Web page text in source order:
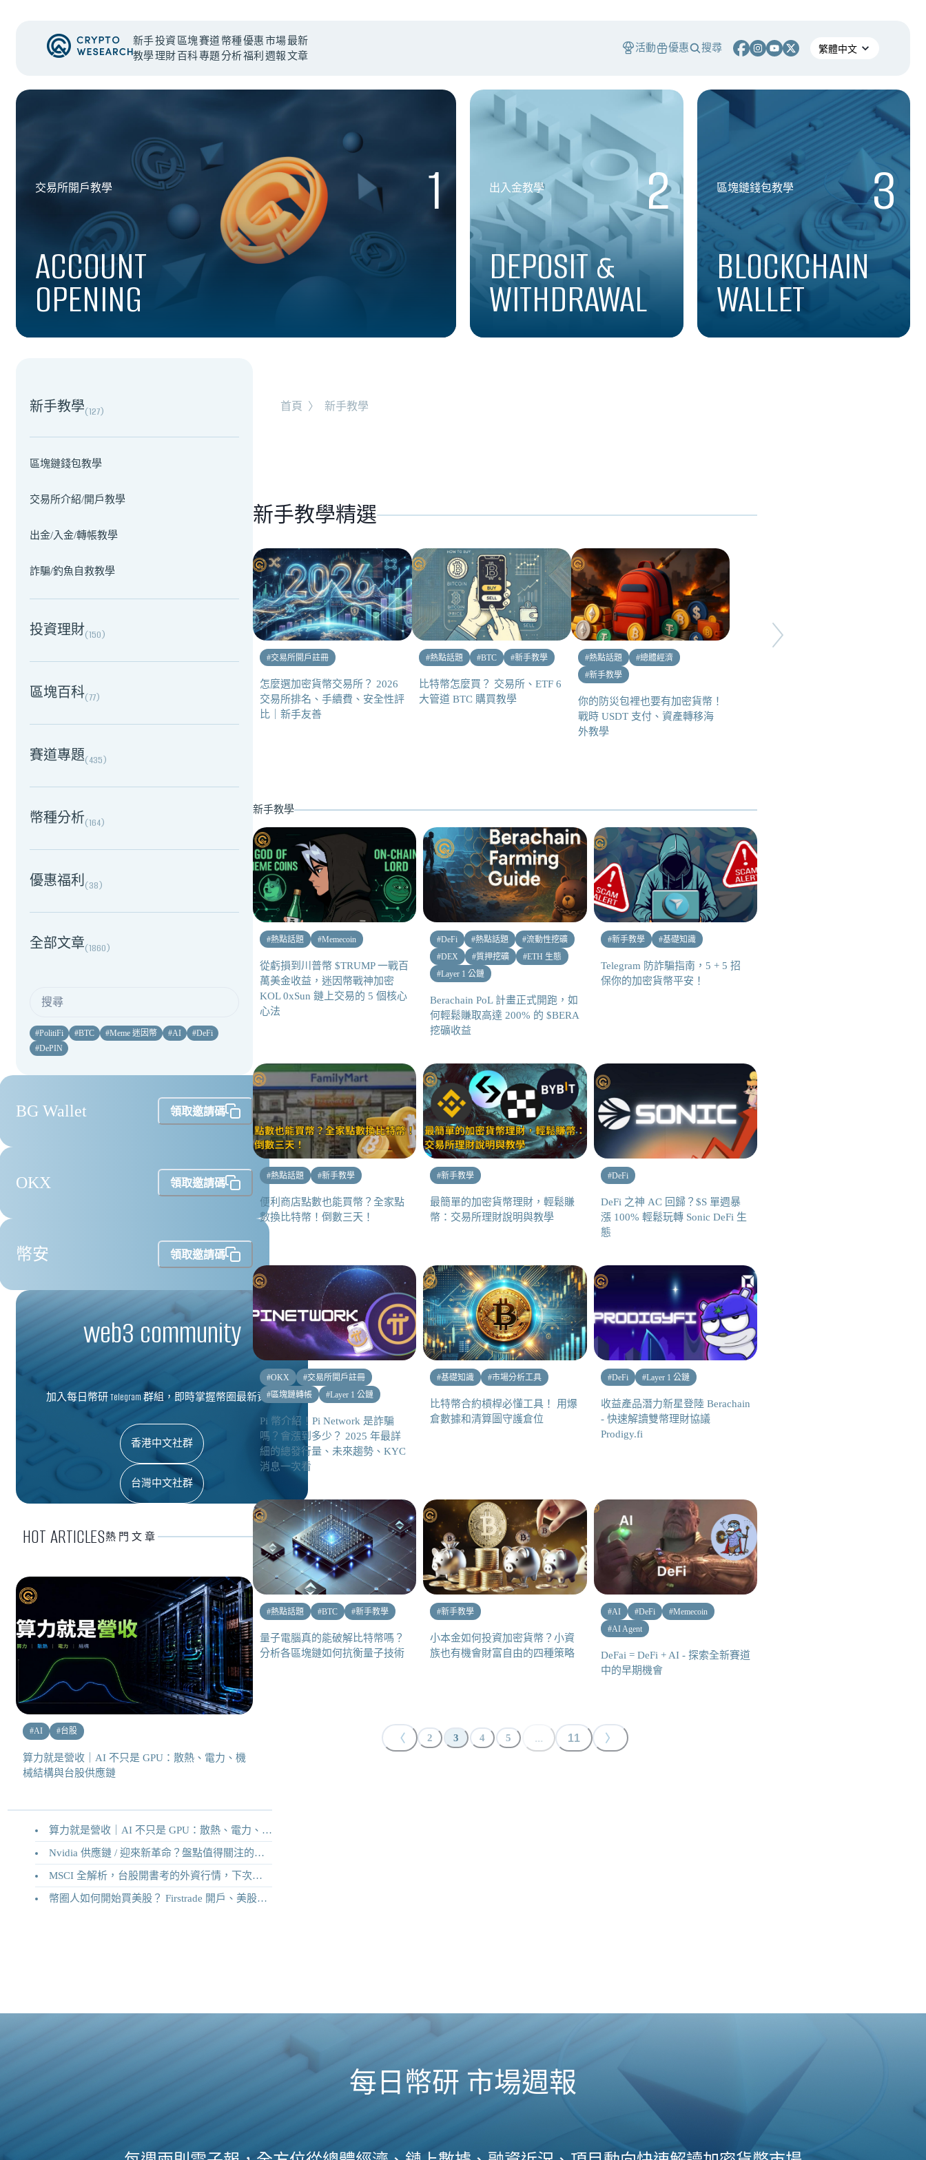
新手
教學
投資
理財
區塊
百科
賽道
專題
幣種
分析
優惠
福利
市場
週報
最新
文章
活動 優惠 搜尋
1
交易所開戶教學
ACCOUNT
OPENING
2
出入金教學
DEPOSIT &
WITHDRAWAL
3
區塊鏈錢包教學
BLOCKCHAIN
WALLET
NEW EVENT
新手教學(127)
區塊鏈錢包教學
交易所介紹/開戶教學
出金/入金/轉帳教學
詐騙/釣魚自救教學
投資理財(150)
區塊百科(77)
賽道專題(435)
幣種分析(164)
優惠福利(38)
全部文章(1860)
#PolitiFi #BTC #Meme 迷因幣 #AI #DeFi
#DePIN
BG Wallet 領取邀請碼
OKX 領取邀請碼
幣安 領取邀請碼
web3 community
加入每日幣研 Telegram 群組，即時掌握幣圈最新資訊
香港中文社群
台灣中文社群
HOT ARTICLES熱門文章
#AI #台股
算力就是營收｜AI 不只是 GPU：散熱、電力、機
械結構與台股供應鏈
算力就是營收｜AI 不只是 GPU：散熱、電力、機械結構與台股供應鏈
Nvidia 供應鏈 / 迎來新革命？盤點值得關注的二十家供應鏈企業
MSCI 全解析，台股開書考的外資行情，下次調整你準備好了嗎？
幣圈人如何開始買美股？ Firstrade 開戶、美股交易機制完整教學
首頁 〉 新手教學
新手教學精選
#交易所開戶註冊
怎麼選加密貨幣交易所？ 2026
交易所排名、手續費、安全性評
比｜新手友善
#熱點話題 #BTC #新手教學
比特幣怎麼買？ 交易所、ETF 6
大管道 BTC 購買教學
#熱點話題 #總體經濟
#新手教學
你的防災包裡也要有加密貨幣！
戰時 USDT 支付、資產轉移海
外教學
新手教學
#熱點話題 #Memecoin
從虧損到川普幣 $TRUMP 一戰百
萬美金收益，迷因幣戰神加密
KOL 0xSun 鏈上交易的 5 個核心
心法
#DeFi #熱點話題 #流動性挖礦
#DEX #質押挖礦 #ETH 生態
#Layer 1 公鏈
Berachain PoL 計畫正式開跑，如
何輕鬆賺取高達 200% 的 $BERA
挖礦收益
#新手教學 #基礎知識
Telegram 防詐騙指南，5 + 5 招
保你的加密貨幣平安！
#熱點話題 #新手教學
便利商店點數也能買幣？全家點
數換比特幣！倒數三天！
#新手教學
最簡單的加密貨幣理財，輕鬆賺
幣：交易所理財說明與教學
#DeFi
DeFi 之神 AC 回歸？$S 單週暴
漲 100% 輕鬆玩轉 Sonic DeFi 生
態
#OKX #交易所開戶註冊
#區塊鏈轉帳 #Layer 1 公鏈
Pi 幣介紹！Pi Network 是詐騙
嗎？會漲到多少？ 2025 年最詳
細的總發行量、未來趨勢、KYC
消息一次看
#基礎知識 #市場分析工具
比特幣合約槓桿必懂工具！ 用爆
倉數據和清算圖守護倉位
#DeFi #Layer 1 公鏈
收益產品潛力新星登陸 Berachain
- 快速解讀雙幣理財協議
Prodigy.fi
#熱點話題 #BTC #新手教學
量子電腦真的能破解比特幣嗎？
分析各區塊鏈如何抗衡量子技術
#新手教學
小本金如何投資加密貨幣？小資
族也有機會財富自由的四種策略
#AI #DeFi #Memecoin
#AI Agent
DeFai = DeFi + AI - 探索全新賽道
中的早期機會
〈 2 3 4 5 ... 11 〉
每日幣研 市場週報